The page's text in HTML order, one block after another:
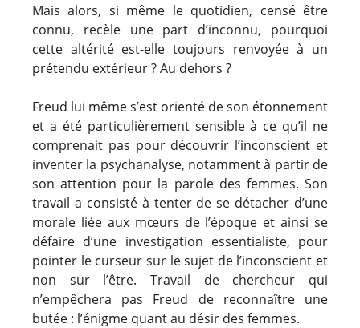
Mais alors, si même le quotidien, censé être
connu, recèle une part d’inconnu, pourquoi
cette altérité est-elle toujours renvoyée à un
prétendu extérieur ? Au dehors ?
Freud lui même s’est orienté de son étonnement
et a été particulièrement sensible à ce qu’il ne
comprenait pas pour découvrir l’inconscient et
inventer la psychanalyse, notamment à partir de
son attention pour la parole des femmes. Son
travail a consisté à tenter de se détacher d’une
morale liée aux mœurs de l’époque et ainsi se
défaire d’une investigation essentialiste, pour
pointer le curseur sur le sujet de l’inconscient et
non sur l’être. Travail de chercheur qui
n’empêchera pas Freud de reconnaître une
butée : l’énigme quant au désir des femmes.